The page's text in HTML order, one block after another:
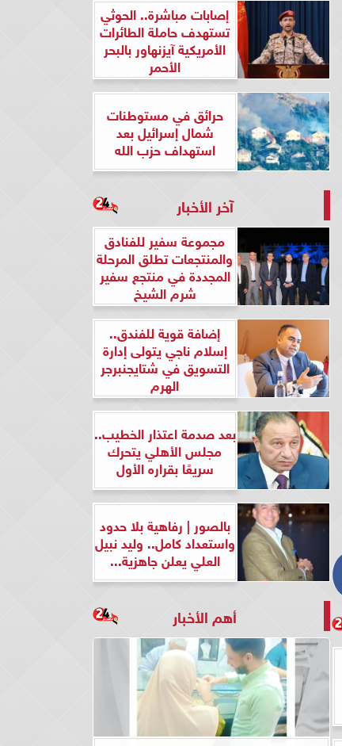
إصابات مباشرة.. الحوثي
تستهدف حاملة الطائرات
الأمريكية آيزنهاور بالبحر
الأحمر
حرائق في مستوطنات
شمال إسرائيل بعد
استهداف حزب الله
آخر الأخبار
مجموعة سفير للفنادق
والمنتجعات تطلق المرحلة
المجددة في منتجع سفير
شرم الشيخ
إضافة قوية للفندق..
إسلام ناجي يتولى إدارة
التسويق في شتايجنبرجر
الهرم
بعد صدمة اعتذار الخطيب..
مجلس الأهلي يتحرك
سريعًا بقراره الأول
بالصور | رفاهية بلا حدود
واستعداد كامل.. وليد نبيل
العلي يعلن جاهزية...
أهم الأخبار